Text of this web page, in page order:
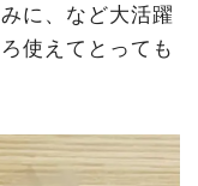
に、など大活躍
使えてとっても